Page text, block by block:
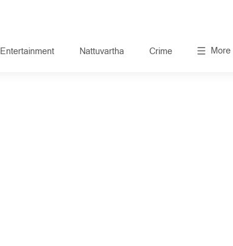
Entertainment Nattuvartha Crime More